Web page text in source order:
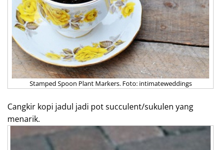
Stamped Spoon Plant Markers. Foto: intimateweddings
Cangkir kopi jadul jadi pot succulent/sukulen yang
menarik.